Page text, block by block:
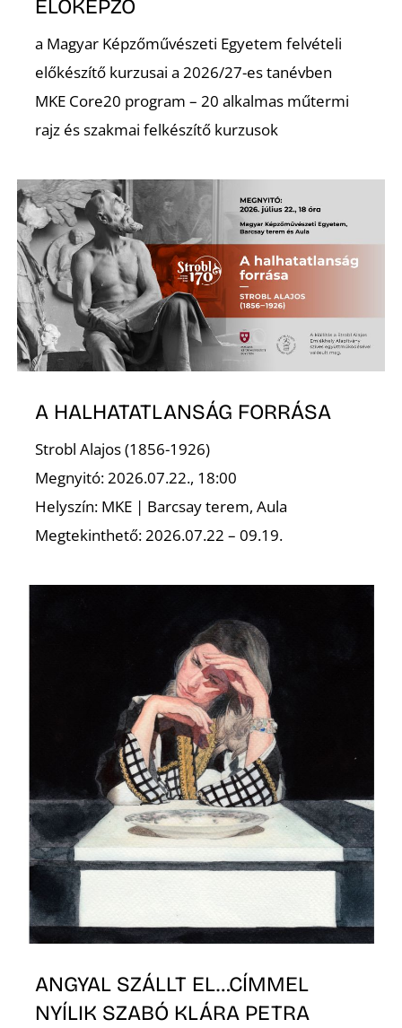
ELŐKÉPZŐ
a Magyar Képzőművészeti Egyetem felvételi
előkészítő kurzusai a 2026/27-es tanévben
MKE Core20 program – 20 alkalmas műtermi
rajz és szakmai felkészítő kurzusok
A HALHATATLANSÁG FORRÁSA
Strobl Alajos (1856-1926)
Megnyitó: 2026.07.22., 18:00
Helyszín: MKE | Barcsay terem, Aula
Megtekinthető: 2026.07.22 – 09.19.
ANGYAL SZÁLLT EL…CÍMMEL
NYÍLIK SZABÓ KLÁRA PETRA